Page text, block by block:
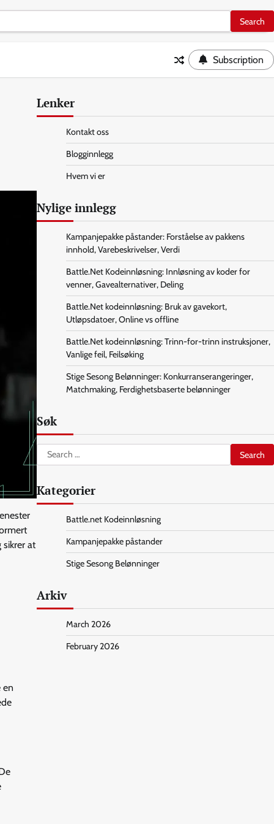
Subscription
sikrer at
en
Lenker
Kontakt oss
Blogginnlegg
Hvem vi er
Nylige innlegg
Kampanjepakke påstander: Forståelse av pakkens
innhold, Varebeskrivelser, Verdi
Battle.Net Kodeinnløsning: Innløsning av koder for
venner, Gavealternativer, Deling
Battle.Net kodeinnløsning: Bruk av gavekort,
Utløpsdatoer, Online vs offline
Battle.Net kodeinnløsning: Trinn-for-trinn instruksjoner,
Vanlige feil, Feilsøking
Stige Sesong Belønninger: Konkurranserangeringer,
Matchmaking, Ferdighetsbaserte belønninger
Søk
Search
for:
Kategorier
Battle.net Kodeinnløsning
Kampanjepakke påstander
Stige Sesong Belønninger
Arkiv
March 2026
February 2026